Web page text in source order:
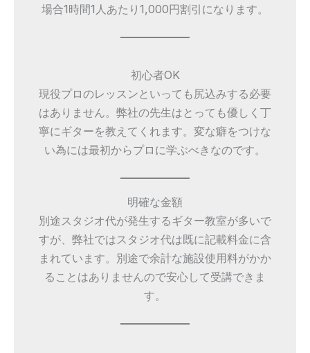
場合1時間1人あたり1,000円割引になります。
初心者OK
現役プロのレッスンといっても尻込みする必要
はありません。弊社の先生はとっても優しく丁
寧にギターを教えてくれます。変な癖をつけな
い為には最初からプロに学ぶべきなのです。
明確な金額
別途スタジオ代が発生するギター教室が多いで
すが、弊社ではスタジオ代は既に記載料金に含
まれています。別途で余計な施設使用料がかか
ることはありませんので安心して受講できま
す。